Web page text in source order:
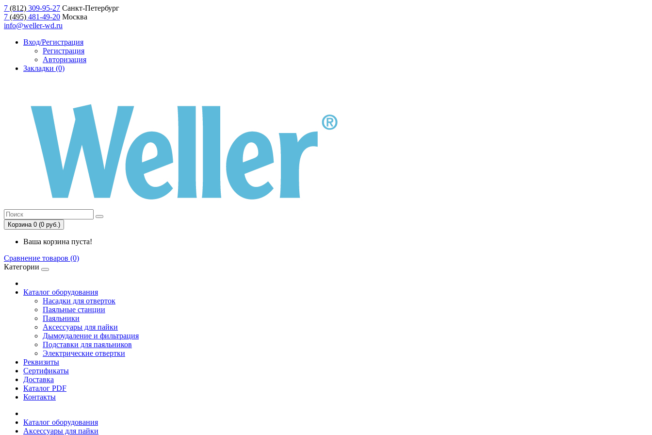
7 (812) 309-95-27 Санкт-Петербург
7 (495) 481-49-20 Москва
info@weller-wd.ru
Вход/Регистрация
Регистрация
Авторизация
Закладки (0)
Корзина 0 (0 руб.)
Ваша корзина пуста!
Сравнение товаров (0)
Категории
Каталог оборудования
Насадки для отверток
Паяльные станции
Паяльники
Аксессуары для пайки
Дымоудаление и фильтрация
Подставки для паяльников
Электрические отвертки
Реквизиты
Сертификаты
Доставка
Каталог PDF
Контакты
Каталог оборудования
Аксессуары для пайки